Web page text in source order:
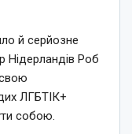
й серйозне
Нідерландів Роб
ЛГБТІК+
собою.